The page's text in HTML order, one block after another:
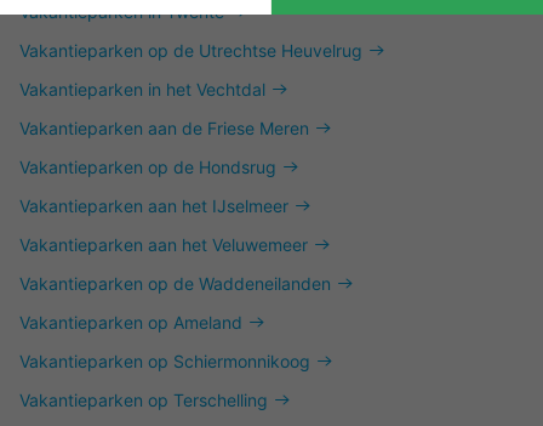
Vakantieparken in Twente
Vakantieparken op de Utrechtse Heuvelrug
Vakantieparken in het Vechtdal
Vakantieparken aan de Friese Meren
Vakantieparken op de Hondsrug
Vakantieparken aan het IJselmeer
Vakantieparken aan het Veluwemeer
Vakantieparken op de Waddeneilanden
Vakantieparken op Ameland
Vakantieparken op Schiermonnikoog
Vakantieparken op Terschelling